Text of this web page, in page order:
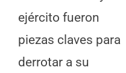
ejército fueron
piezas claves para
derrotar a su